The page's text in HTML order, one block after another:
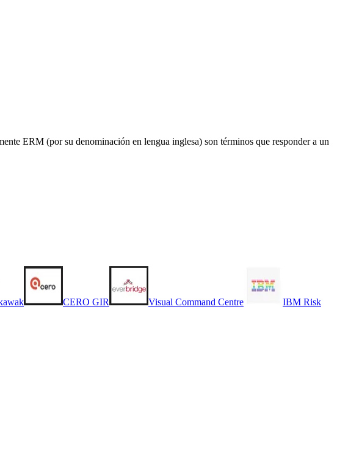
ERM (por su denominación en lengua inglesa) son términos que responder a un
CERO GIR Visual Command Centre IBM Risk